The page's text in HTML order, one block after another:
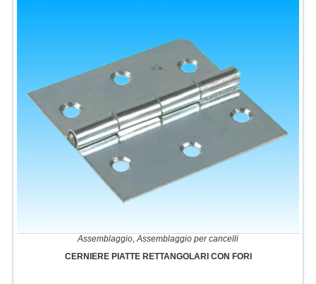
Assemblaggio Assemblaggio per cancelli
CERNIERE PIATTE RETTANGOLARI CON FORI